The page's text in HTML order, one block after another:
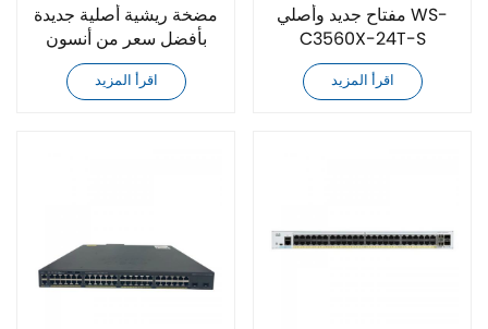
مضخة ريشية أصلية جديدة
بأفضل سعر من أنسون
PVF-40-35-11
اقرأ المزيد
مفتاح جديد وأصلي WS-
C3560X-24T-S
اقرأ المزيد